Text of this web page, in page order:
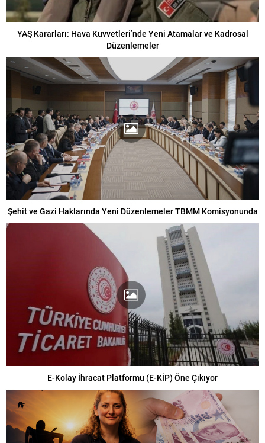
YAŞ Kararları: Hava Kuvvetleri’nde Yeni Atamalar ve Kadrosal
Düzenlemeler
Şehit ve Gazi Haklarında Yeni Düzenlemeler TBMM Komisyonunda
E-Kolay İhracat Platformu (E-KİP) Öne Çıkıyor